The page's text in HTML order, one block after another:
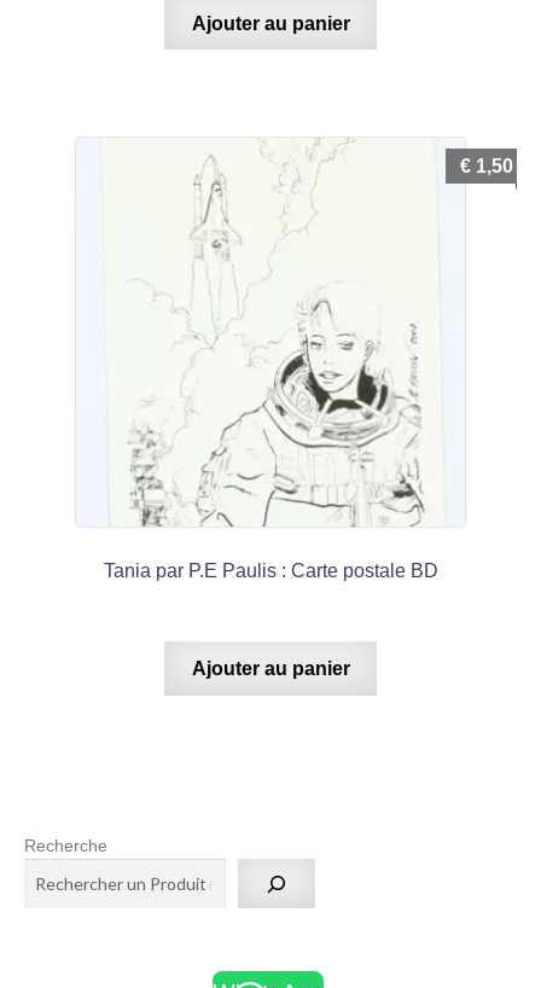
Ajouter au panier
Tania par P.E Paulis : Carte postale BD
€ 1,50
Ajouter au panier
Recherche